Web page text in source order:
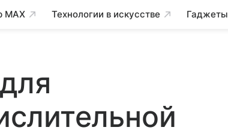
MAX Технологии в искусстве Гаджеты